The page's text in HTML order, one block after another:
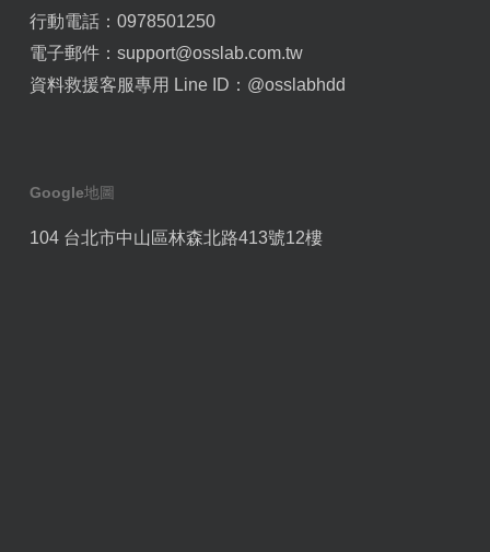
行動電話：0978501250
電子郵件： support@osslab.com.tw
資料救援客服專用 Line ID： @osslabhdd
Google地圖
104 台北市中山區林森北路413號12樓